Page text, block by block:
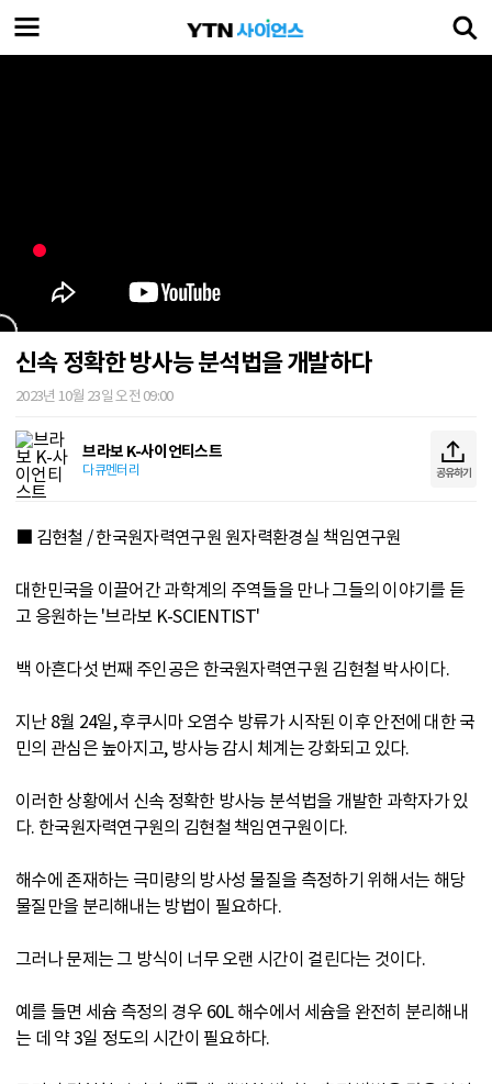
신속 정확한 방사능 분석법을 개발하다
2023년 10월 23일 오전 09:00
브라보 K-사이언티스트
다큐멘터리 공유하기
■ 김현철 / 한국원자력연구원 원자력환경실 책임연구원
대한민국을 이끌어간 과학계의 주역들을 만나 그들의 이야기를 듣
고 응원하는 '브라보 K-SCIENTIST'
백 아흔다섯 번째 주인공은 한국원자력연구원 김현철 박사이다.
지난 8월 24일, 후쿠시마 오염수 방류가 시작된 이후 안전에 대한 국
민의 관심은 높아지고, 방사능 감시 체계는 강화되고 있다.
이러한 상황에서 신속 정확한 방사능 분석법을 개발한 과학자가 있
다. 한국원자력연구원의 김현철 책임연구원이다.
해수에 존재하는 극미량의 방사성 물질을 측정하기 위해서는 해당
물질만을 분리해내는 방법이 필요하다.
그러나 문제는 그 방식이 너무 오랜 시간이 걸린다는 것이다.
예를 들면 세슘 측정의 경우 60L 해수에서 세슘을 완전히 분리해내
는 데 약 3일 정도의 시간이 필요하다.